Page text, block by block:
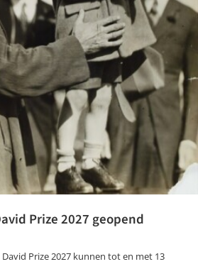
Prize 2027 geopend
Prize 2027 kunnen tot en met 13